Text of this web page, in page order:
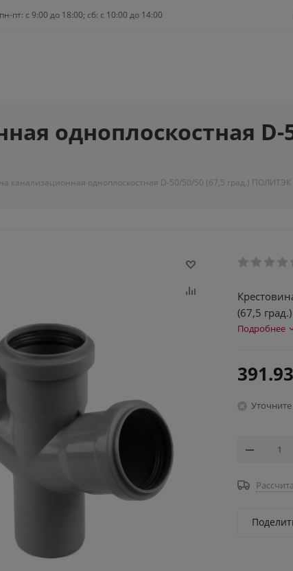
пн-пт: c 9:00 до 18:00; сб: с 10:00 до 14:00
одноплоскостная D-
канализационная одноплоскостная D-50/50/50 (67,5 град.) ПОЛИТЭК
(67,5
Подробнее
391.93